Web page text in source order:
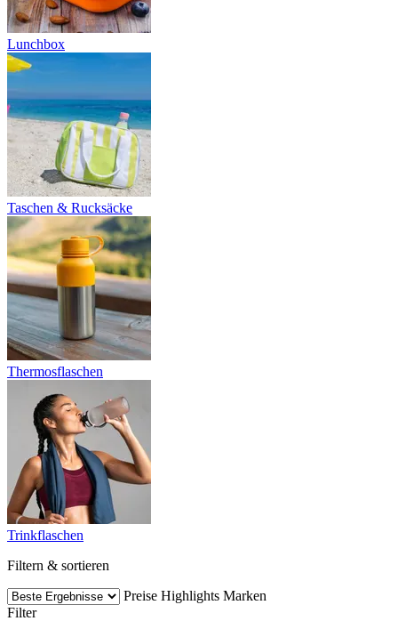
Lunchbox
Taschen & Rucksäcke
Thermosflaschen
Trinkflaschen
Filtern & sortieren
Preise Highlights Marken
Filter